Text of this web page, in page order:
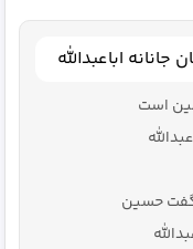
اباعبدالله
است
گفت حسین